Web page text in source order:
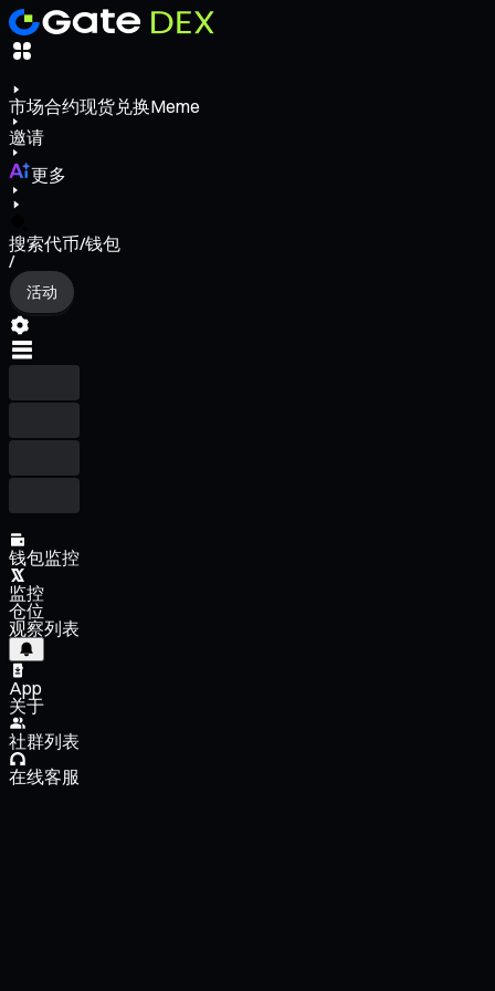
市场合约现货兑换Meme
邀请
更多
搜索代币/钱包
/
活动
钱包监控
监控
仓位
观察列表
App
关于
社群列表
在线客服